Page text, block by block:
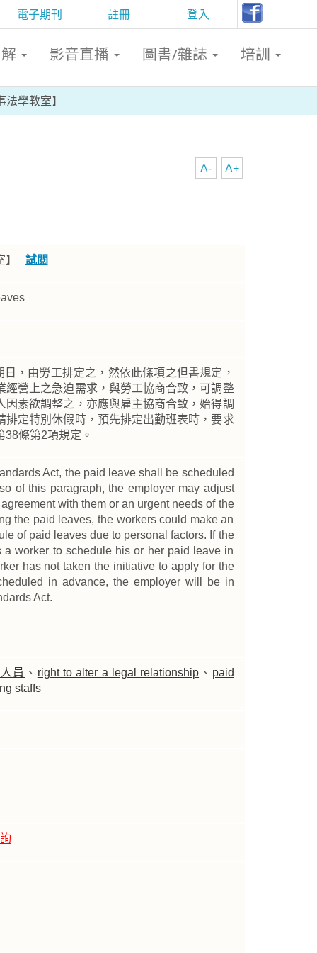
註冊 登入
電子期刊
影音直播 圖書/雜誌 培訓
學教室】
A+
A-
】 試閱
，由勞工排定之，然依此條項之但書規定，
營上之急迫需求，與勞工協商合致，可調整
素欲調整之，亦應與雇主協商合致，始得調
定特別休假時，預先排定出勤班表時，要求
條第2項規定。
Act, the paid leave shall be scheduled
of this paragraph, the employer may adjust
with them or an urgent needs of the
the paid leaves, the workers could make an
of paid leaves due to personal factors. If the
worker to schedule his or her paid leave in
has not taken the initiative to apply for the
in advance, the employer will be in
Act.
員 、 right to alter a legal relationship 、 paid
staffs